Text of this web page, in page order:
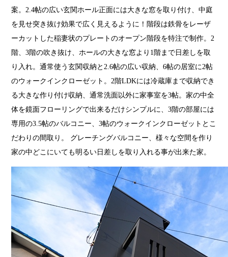
案。2.4帖の広い玄関ホール正面には大きな窓を取り付け、中庭
を見せ突き抜け効果で広く見えるように！階段は鉄骨をレーザ
ーカットした稲妻状のプレートのオープン階段を特注で制作。2
階、3階の吹き抜け、ホールの大きな窓より1階まで日差しを取
り入れ。通常使う玄関収納と2.6帖の広い収納、6帖の居室に2帖
のウォークインクローゼット。2階LDKには冷蔵庫まで収納でき
る大きな作り付け収納、通常洗面以外に家事室を3帖。家の中全
体を鏡面フローリングで出来るだけシンプルに、3階の部屋には
専用の3.5帖のバルコニー、3帖のウォークインクローゼットとこ
だわりの間取り。 グレーチングバルコニー、様々な空間を作り
家の中どこにいても明るい日差しを取り入れる事が出来た家。